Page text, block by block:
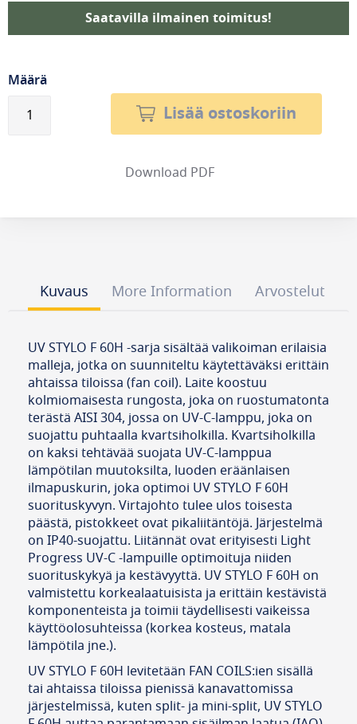
Saatavilla ilmainen toimitus!
Määrä
Lisää ostoskoriin
Download PDF
Kuvaus More Information Arvostelut
UV STYLO F 60H -sarja sisältää valikoiman erilaisia
​​malleja, jotka on suunniteltu käytettäväksi erittäin
ahtaissa tiloissa (fan coil). Laite koostuu
kolmiomaisesta rungosta, joka on ruostumatonta
terästä AISI 304, jossa on UV-C-lamppu, joka on
suojattu puhtaalla kvartsiholkilla. Kvartsiholkilla
on kaksi tehtävää suojata UV-C-lamppua
lämpötilan muutoksilta, luoden eräänlaisen
ilmapuskurin, joka optimoi UV STYLO F 60H
suorituskyvyn. Virtajohto tulee ulos toisesta
päästä, pistokkeet ovat pikaliitäntöjä. Järjestelmä
on IP40-suojattu. Liitännät ovat erityisesti Light
Progress UV-C -lampuille optimoituja niiden
suorituskykyä ja kestävyyttä. UV STYLO F 60H on
valmistettu korkealaatuisista ja erittäin kestävistä
komponenteista ja toimii täydellisesti vaikeissa
käyttöolosuhteissa (korkea kosteus, matala
lämpötila jne.).
UV STYLO F 60H levitetään FAN COILS:ien sisällä
tai ahtaissa tiloissa pienissä kanavattomissa
järjestelmissä, kuten split- ja mini-split, UV STYLO